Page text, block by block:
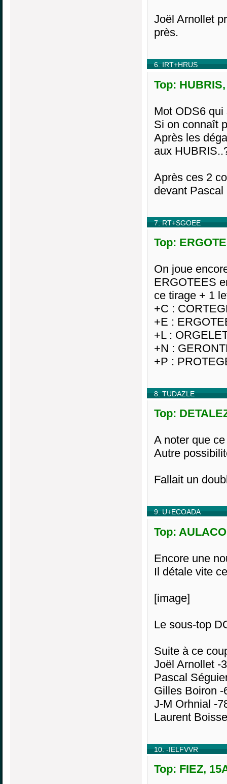
Joël Arnollet
près.
6. IRT+HRUS
Top:
Mot ODS6
Si on connaît
Après les
aux
Après ces 2
devant
7. RT+SGOEE
Top:
On joue
ERGOTEES
ce tirage + 1
+C :
+E :
+L :
+N :
+P :
8. TUDAZLE
Top:
A noter que
Autre
Fallait un
9. U+ECOADA
Top:
Encore une
Il détale vite
[image]
Le sous-top
Suite à ce
Joël Arnollet -
Pascal
Gilles Boiron -
J-M Orhnial -
Laurent
10. -IELFVVR
Top: FIEZ,